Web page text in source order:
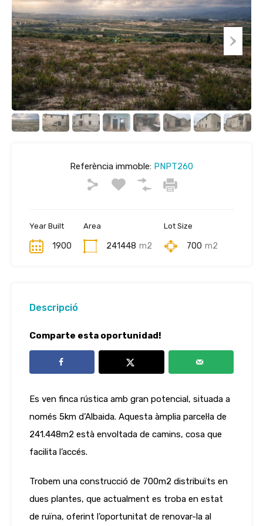
Referència immoble: PNPT260
Year Built
1900
Area
241448 m2
Lot Size
700 m2
Descripció
Comparte esta oportunidad!
Es ven finca rústica amb gran potencial, situada a
només 5km d’Albaida. Aquesta àmplia parcel·la de
241.448m2 està envoltada de camins, cosa que
facilita l’accés.
Trobem una construcció de 700m2 distribuïts en
dues plantes, que actualment es troba en estat
de ruïna, oferint l’oportunitat de renovar-la al